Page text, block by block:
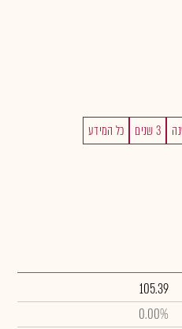
3 שנים כל המידע
105.39
0.00%